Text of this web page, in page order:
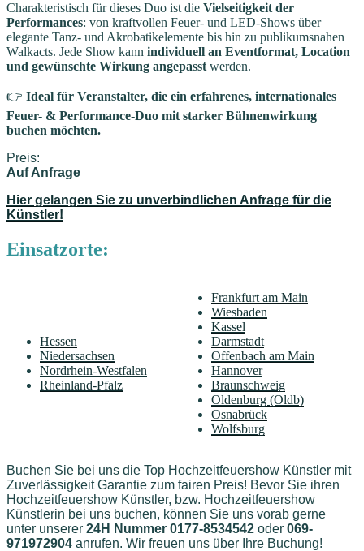
Charakteristisch für dieses Duo ist die Vielseitigkeit der
Performances: von kraftvollen Feuer- und LED-Shows über
elegante Tanz- und Akrobatikelemente bis hin zu publikumsnahen
Walkacts. Jede Show kann individuell an Eventformat, Location
und gewünschte Wirkung angepasst werden.
👉 Ideal für Veranstalter, die ein erfahrenes, internationales
Feuer- & Performance-Duo mit starker Bühnenwirkung
buchen möchten.
Preis:
Auf Anfrage
Hier gelangen Sie zu unverbindlichen Anfrage für die
Künstler!
Einsatzorte:
Hessen
Niedersachsen
Nordrhein-Westfalen
Rheinland-Pfalz
Frankfurt am Main
Wiesbaden
Kassel
Darmstadt
Offenbach am Main
Hannover
Braunschweig
Oldenburg (Oldb)
Osnabrück
Wolfsburg
Buchen Sie bei uns die Top Hochzeitfeuershow Künstler mit
Zuverlässigkeit Garantie zum fairen Preis! Bevor Sie ihren
Hochzeitfeuershow Künstler, bzw. Hochzeitfeuershow
Künstlerin bei uns buchen, können Sie uns vorab gerne
unter unserer 24H Nummer 0177-8534542 oder 069-
971972904 anrufen. Wir freuen uns über Ihre Buchung!